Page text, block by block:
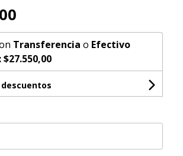
Transferencia o Efectivo
$27.550,00